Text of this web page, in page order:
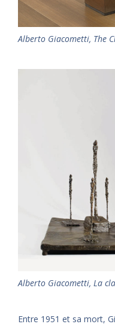
Alberto Giacometti, The
Alberto Giacometti, La
Entre 1951 et sa mort,